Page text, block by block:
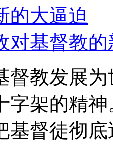
的大逼迫
基督教的
督教发展
字架的精
基督徒彻